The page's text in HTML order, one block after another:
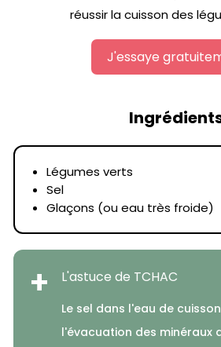
réussir la cuisson des
J'essaye
Légumes verts
Sel
Glaçons (ou eau très froide)
+ L'astuce de TCHAC
Le sel dans l'eau de
l'évacuation des minéraux